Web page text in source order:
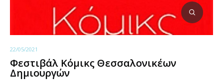
22/05/2021
Φεστιβάλ Κόμικς Θεσσαλονικέων
Δημιουργών